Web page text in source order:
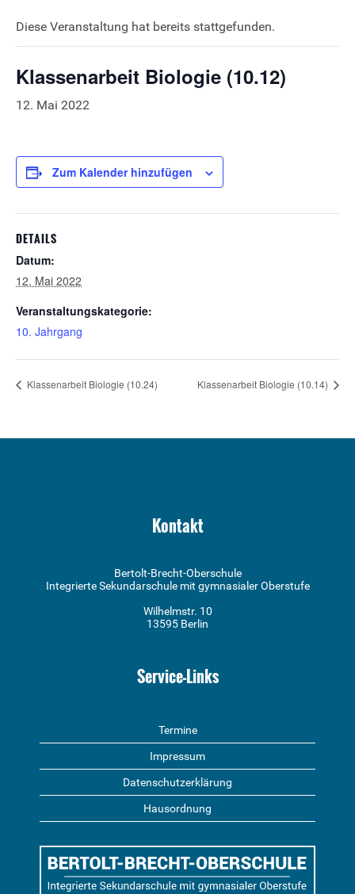
Diese Veranstaltung hat bereits stattgefunden.
Klassenarbeit Biologie (10.12)
12. Mai 2022
Zum Kalender hinzufügen
DETAILS
Datum:
12. Mai 2022
Veranstaltungskategorie:
10. Jahrgang
Klassenarbeit Biologie (10.24) Klassenarbeit Biologie (10.14)
Kontakt
Bertolt-Brecht-Oberschule
Integrierte Sekundarschule mit gymnasialer Oberstufe
Wilhelmstr. 10
13595 Berlin
Service-Links
Termine
Impressum
Datenschutzerklärung
Hausordnung